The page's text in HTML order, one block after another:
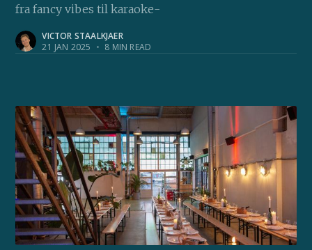
fra fancy vibes til karaoke-
VICTOR STAALKJAER
21 JAN 2025 • 8 MIN READ